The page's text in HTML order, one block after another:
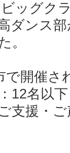
ッグク
ダンス
。
で開催
12名以
支援・